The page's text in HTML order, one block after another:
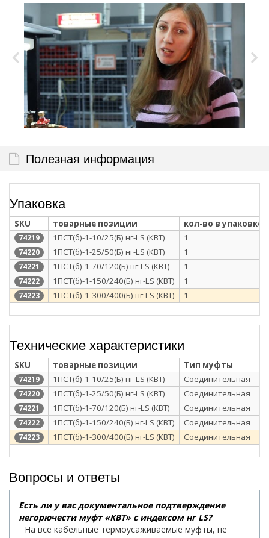
Полезная информация
Упаковка
SKU товарные позиции кол-во в упаковке
74219 1ПСТ(б)-1-10/25(Б) нг-LS (КВТ) 1
74220 1ПСТ(б)-1-25/50(Б) нг-LS (КВТ) 1
74221 1ПСТ(б)-1-70/120(Б) нг-LS (КВТ) 1
74222 1ПСТ(б)-1-150/240(Б) нг-LS (КВТ) 1
74223 1ПСТ(б)-1-300/400(Б) нг-LS (КВТ) 1
Технические характеристики
SKU товарные позиции Тип муфты
74219 1ПСТ(б)-1-10/25(Б) нг-LS (КВТ) Соединительная
74220 1ПСТ(б)-1-25/50(Б) нг-LS (КВТ) Соединительная
74221 1ПСТ(б)-1-70/120(Б) нг-LS (КВТ) Соединительная
74222 1ПСТ(б)-1-150/240(Б) нг-LS (КВТ) Соединительная
74223 1ПСТ(б)-1-300/400(Б) нг-LS (КВТ) Соединительная
Вопросы и ответы
Есть ли у вас документальное подтверждение
негорючести муфт «КВТ» с индексом нг LS?
На все кабельные термоусаживаемые муфты, не